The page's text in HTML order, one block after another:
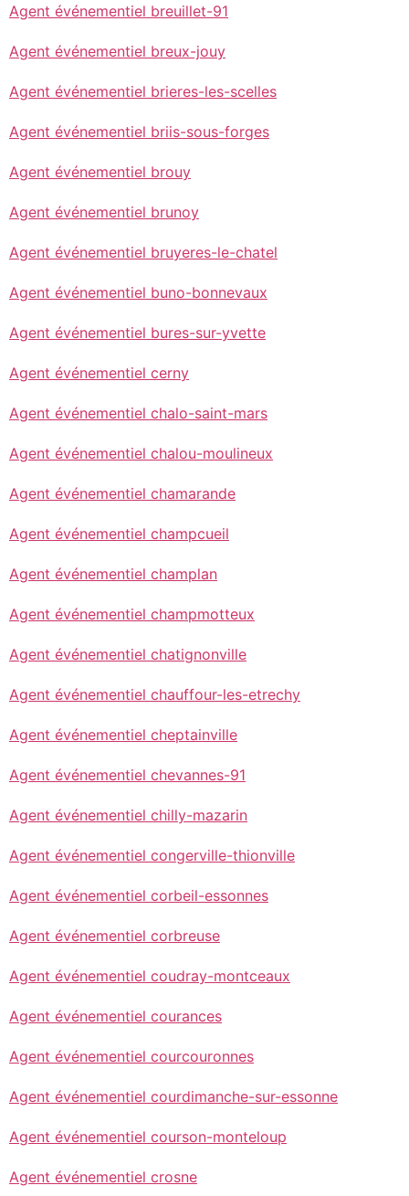
Agent événementiel breuillet-91
Agent événementiel breux-jouy
Agent événementiel brieres-les-scelles
Agent événementiel briis-sous-forges
Agent événementiel brouy
Agent événementiel brunoy
Agent événementiel bruyeres-le-chatel
Agent événementiel buno-bonnevaux
Agent événementiel bures-sur-yvette
Agent événementiel cerny
Agent événementiel chalo-saint-mars
Agent événementiel chalou-moulineux
Agent événementiel chamarande
Agent événementiel champcueil
Agent événementiel champlan
Agent événementiel champmotteux
Agent événementiel chatignonville
Agent événementiel chauffour-les-etrechy
Agent événementiel cheptainville
Agent événementiel chevannes-91
Agent événementiel chilly-mazarin
Agent événementiel congerville-thionville
Agent événementiel corbeil-essonnes
Agent événementiel corbreuse
Agent événementiel coudray-montceaux
Agent événementiel courances
Agent événementiel courcouronnes
Agent événementiel courdimanche-sur-essonne
Agent événementiel courson-monteloup
Agent événementiel crosne